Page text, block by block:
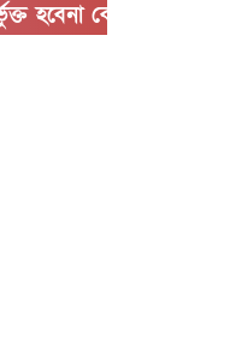
কেরানীগঞ্জের সাথে